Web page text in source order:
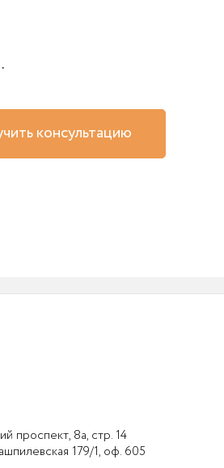
консультацию
проспект, 8а, стр. 14
179/1, оф. 605